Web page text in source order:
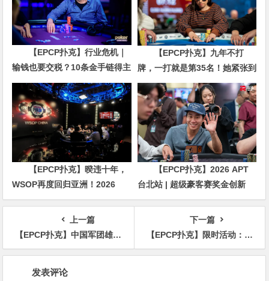
【EPCP扑克】行业危机｜
输钱也要交税？10条金手链得主
直言“扛不住”，主动砍掉四分之
三比赛
【EPCP扑克】九年不打
牌，一打就是第35名！她紧张到
脚悬空，但全世界以为她很淡定
【EPCP扑克】暌违十年，
WSOP再度回归亚洲！2026
APL济州站6月19-28日盛大登
【EPCP扑克】2026 APT
台北站 | 超级豪客赛奖金创新
高，美国选手Ethan
“Rampage” Yau领跑全场！
上一篇
【EPCP扑克】中国军团雄起 廉想、赵刚等13人闯入Merit Poker主赛Day3
下一篇
【EPCP扑克】限时活动：VIP回馈国人特权再升级新手玩家40%返还
发表评论